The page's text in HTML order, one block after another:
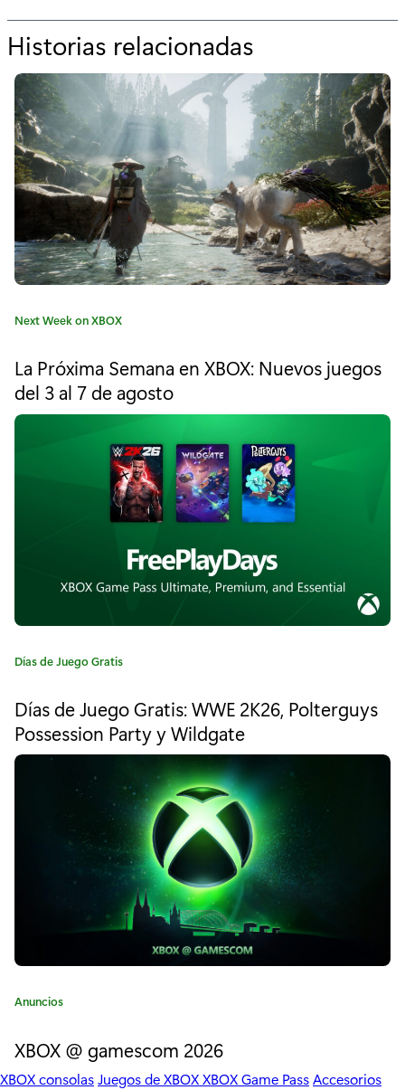
Historias relacionadas
o
r
"
C
r
a
s
a
d
i
c
o
o
t
y
u
t
u
r
e
T
e
n
C
e
g
o
Next Week on XBOX
La Próxima Semana en XBOX: Nuevos juegos
del 3 al 7 de agosto
C
e
g
o
Días de Juego Gratis
Días de Juego Gratis: WWE 2K26, Polterguys
Possession Party y Wildgate
C
e
g
Anuncios
XBOX @ gamescom 2026
XBOX consolasJuegos de XBOXXBOX Game PassAccesorios